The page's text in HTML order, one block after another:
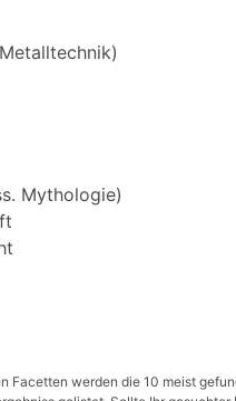
Mythologie)
Facetten werden die 10 meist